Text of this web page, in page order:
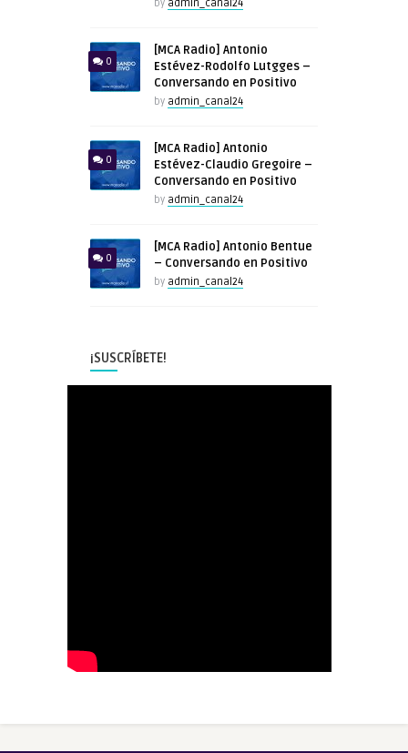
by admin_canal24
0
[MCA Radio] Antonio
Estévez-Rodolfo Lutgges –
Conversando en Positivo
by admin_canal24
0
[MCA Radio] Antonio
Estévez-Claudio Gregoire –
Conversando en Positivo
by admin_canal24
0
[MCA Radio] Antonio Bentue
– Conversando en Positivo
by admin_canal24
¡SUSCRÍBETE!